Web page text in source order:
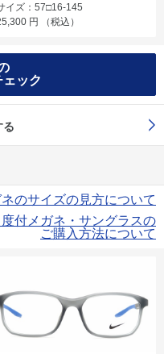
イズ：57□16-145
円 （税込）
ック
る
ネのサイズの見方について
付メガネ・サングラスの
ご購入方法について